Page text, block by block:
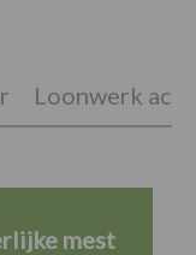
Loonwerk
mest